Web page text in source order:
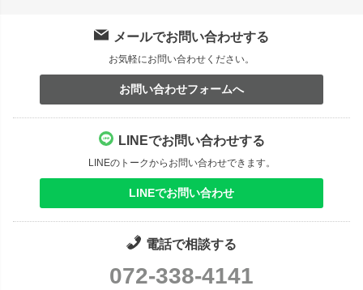
メールでお問い合わせする
お気軽にお問い合わせください。
お問い合わせフォームへ
LINEでお問い合わせする
LINEのトークからお問い合わせできます。
LINEでお問い合わせ
電話で相談する
072-338-4141